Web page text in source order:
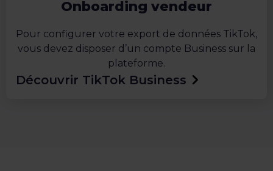
Onboarding vendeur
Pour configurer votre export de données TikTok,
vous devez disposer d’un compte Business sur la
plateforme.
Découvrir TikTok Business